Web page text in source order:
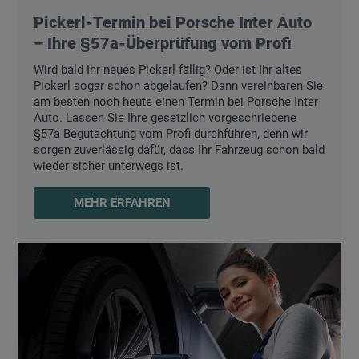
Pickerl-Termin bei Porsche Inter Auto
– Ihre §57a-Überprüfung vom Profi
Wird bald Ihr neues Pickerl fällig? Oder ist Ihr altes
Pickerl sogar schon abgelaufen? Dann vereinbaren Sie
am besten noch heute einen Termin bei Porsche Inter
Auto. Lassen Sie Ihre gesetzlich vorgeschriebene
§57a Begutachtung vom Profi durchführen, denn wir
sorgen zuverlässig dafür, dass Ihr Fahrzeug schon bald
wieder sicher unterwegs ist.
MEHR ERFAHREN